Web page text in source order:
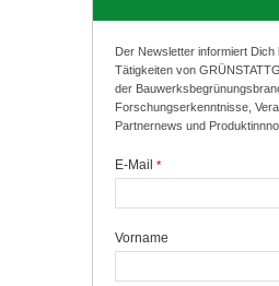
Der Newsletter informiert Dich
Tätigkeiten von
der
Forschungserkenntnisse,
Partnernews und
E-Mail *
Vorname